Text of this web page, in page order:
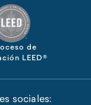
de
LEED®
sociales: